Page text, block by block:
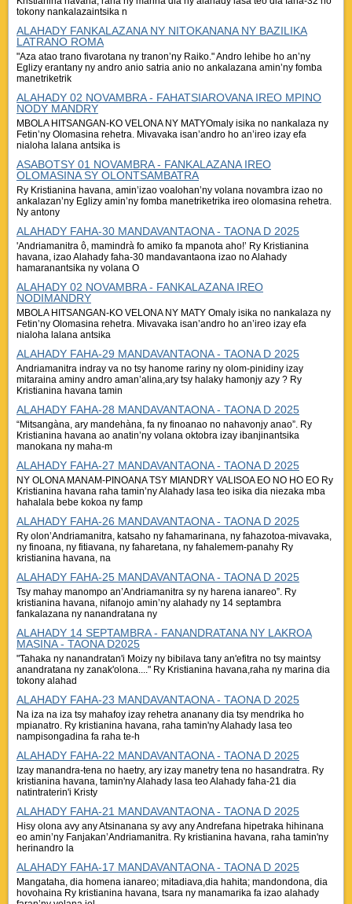
tokony nankalazaintsika n
ALAHADY FANKALAZANA NY NITOKANANA NY BAZILIKA
LATRANO ROMA
"Aza atao trano fivarotana ny tranon’ny Raiko." Andro lehibe ho an’ny
Eglizy erantany ny andro anio satria anio no ankalazana amin’ny fomba
manetriketrik
ALAHADY 02 NOVAMBRA - FAHATSIAROVANA IREO MPINO
NODY MANDRY
MBOLA HITSANGAN-KO VELONA NY MATYOmaly isika no nankalaza ny
Fetin’ny Olomasina rehetra. Mivavaka isan’andro ho an’ireo izay efa
nialoha lalana antsika is
ASABOTSY 01 NOVAMBRA - FANKALAZANA IREO
OLOMASINA SY OLONTSAMBATRA
Ry Kristianina havana, amin’izao voalohan’ny volana novambra izao no
ankalazan’ny Eglizy amin’ny fomba manetriketrika ireo olomasina rehetra.
Ny antony
ALAHADY FAHA-30 MANDAVANTAONA - TAONA D 2025
'Andriamanitra ô, mamindrà fo amiko fa mpanota aho!’ Ry Kristianina
havana, izao Alahady faha-30 mandavantaona izao no Alahady
hamaranantsika ny volana O
ALAHADY 02 NOVAMBRA - FANKALAZANA IREO
NODIMANDRY
MBOLA HITSANGAN-KO VELONA NY MATY Omaly isika no nankalaza ny
Fetin’ny Olomasina rehetra. Mivavaka isan’andro ho an’ireo izay efa
nialoha lalana antsika
ALAHADY FAHA-29 MANDAVANTAONA - TAONA D 2025
Andriamanitra indray va no tsy hanome rariny ny olom-pinidiny izay
mitaraina aminy andro aman’alina,ary tsy halaky hamonjy azy ? Ry
Kristianina havana tamin
ALAHADY FAHA-28 MANDAVANTAONA - TAONA D 2025
“Mitsangàna, ary mandehàna, fa ny finoanao no nahavonjy anao”. Ry
Kristianina havana ao anatin’ny volana oktobra izay ibanjinantsika
manokana ny maha-m
ALAHADY FAHA-27 MANDAVANTAONA - TAONA D 2025
NY OLONA MANAM-PINOANA TSY MIANDRY VALISOA EO NO HO EO Ry
Kristianina havana raha tamin’ny Alahady lasa teo isika dia niezaka mba
hahalala bebe kokoa ny famp
ALAHADY FAHA-26 MANDAVANTAONA - TAONA D 2025
Ry olon’Andriamanitra, katsaho ny fahamarinana, ny fahazotoa-mivavaka,
ny finoana, ny fitiavana, ny faharetana, ny fahalemem-panahy Ry
kristianina havana, na
ALAHADY FAHA-25 MANDAVANTAONA - TAONA D 2025
Tsy mahay manompo an’Andriamanitra sy ny harena ianareo”. Ry
kristianina havana, nifanojo amin’ny alahady ny 14 septambra
fankalazana ny nanandratana ny
ALAHADY 14 SEPTAMBRA - FANANDRATANA NY LAKROA
MASINA - TAONA D2025
"Tahaka ny nanandratan'i Moizy ny bibilava tany an'efitra no tsy maintsy
anandratana ny zanak'olona...." Ry Kristianina havana,raha ny marina dia
tokony alahad
ALAHADY FAHA-23 MANDAVANTAONA - TAONA D 2025
Na iza na iza tsy mahafoy izay rehetra ananany dia tsy mendrika ho
mpianatro. Ry kristianina havana, raha tamin'ny Alahady lasa teo
nampisongadina fa raha te-h
ALAHADY FAHA-22 MANDAVANTAONA - TAONA D 2025
Izay manandra-tena no haetry, ary izay manetry tena no hasandratra. Ry
kristianina havana, tamin'ny Alahady lasa teo Alahady faha-21 dia
natintraterin'i Kristy
ALAHADY FAHA-21 MANDAVANTAONA - TAONA D 2025
Hisy olona avy any Atsinanana sy avy any Andrefana hipetraka hihinana
eo amin’ny Fanjakan’Andriamanitra. Ry kristianina havana, raha tamin'ny
herinandro la
ALAHADY FAHA-17 MANDAVANTAONA - TAONA D 2025
Mangataha, dia homena ianareo; mitadiava,dia hahita; mandondona, dia
hovohaina Ry kristianina havana, tsara ny manamarika fa izao alahady